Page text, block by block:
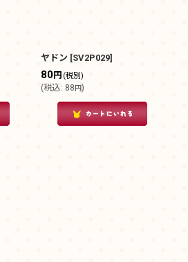
ヤドン [SV2P029]
80円 (税別)
(税込: 88円)